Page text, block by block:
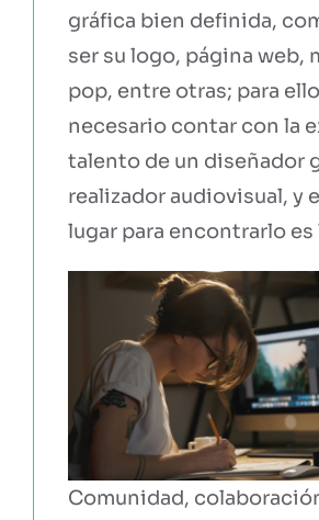
gráfica bien definida,
ser su logo, página web,
pop, entre otras; para
necesario contar con la
talento de un diseñador
realizador audiovisual, y
lugar para encontrarlo es
Comunidad,